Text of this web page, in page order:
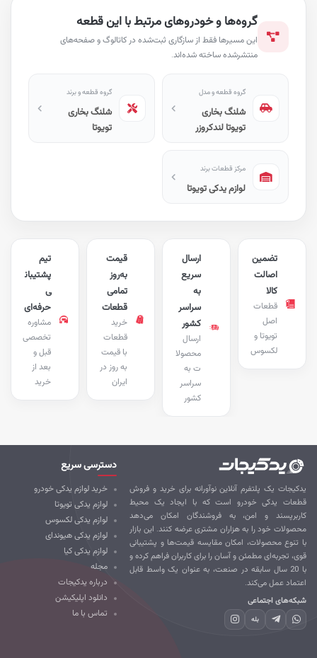
گروه‌ها و خودروهای مرتبط با این قطعه
این مسیرها فقط از سازگاری ثبت‌شده در کاتالوگ و صفحه‌های
منتشرشده ساخته شده‌اند.
گروه قطعه و مدل
شلنگ بخاری
تویوتا لندکروزر
گروه قطعه و برند
شلنگ بخاری
تویوتا
مرکز قطعات برند
لوازم یدکی تویوتا
پشتیبان
حرفه‌ای
مشاوره
تخصصی
قبل و
بعد از
خرید
قیمت
به‌روز
تمامی
قطعات
خرید
قطعات
با قیمت
به روز در
ایران
ارسال
سریع
سراسر
کشور
ارسال
محصولا
ت به
سراسر
کشور
تضمین
اصالت
قطعات
تویوتا و
لکسوس
یک پلتفرم آنلاین نوآورانه برای خرید و فروش
یدکی خودرو است که با ایجاد یک محیط
و امن، به فروشندگان امکان می‌دهد
خود را به هزاران مشتری عرضه کنند. این بازار
تنوع محصولات، امکان مقایسه قیمت‌ها و پشتیبانی
تجربه‌ای مطمئن و آسان را برای کاربران فراهم کرده و
با 20 سال سابقه در صنعت، به عنوان یک واسط قابل
عمل می‌کند.
اجتماعی
بله
دسترسی سریع
خرید لوازم یدکی خودرو
لوازم یدکی تویوتا
لوازم یدکی لکسوس
لوازم یدکی هیوندای
لوازم یدکی کیا
مجله
درباره یدکیجات
دانلود اپلیکیشن
تماس با ما